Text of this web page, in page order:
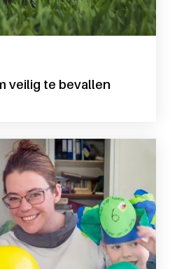
veilig te bevallen
bloed om veilig te bevallen